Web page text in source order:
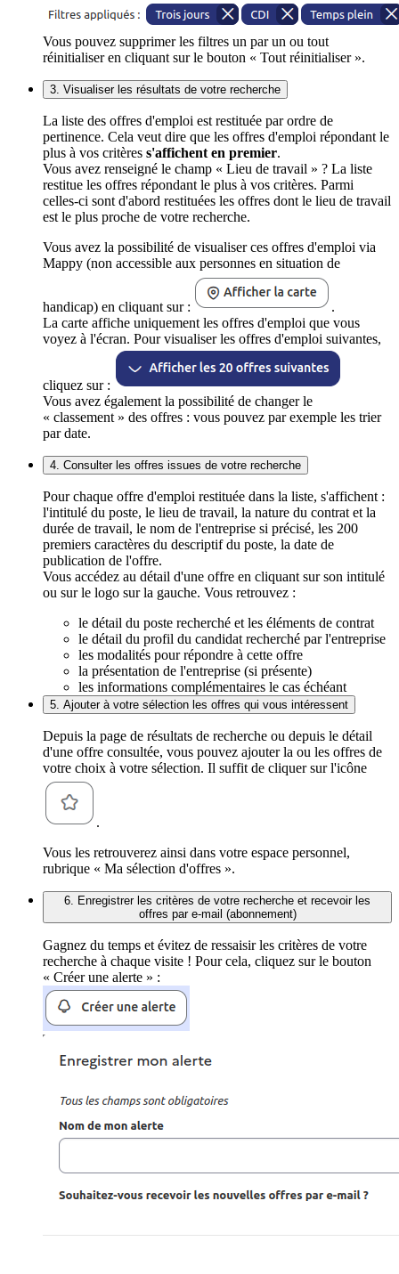
Vous pouvez supprimer les filtres un par un ou tout
réinitialiser en cliquant sur le bouton « Tout réinitialiser ».
3. Visualiser les résultats de votre recherche
La liste des offres d'emploi est restituée par ordre de
pertinence. Cela veut dire que les offres d'emploi répondant le
plus à vos critères s'affichent en premier.
Vous avez renseigné le champ « Lieu de travail » ? La liste
restitue les offres répondant le plus à vos critères. Parmi
celles-ci sont d'abord restituées les offres dont le lieu de travail
est le plus proche de votre recherche.
Vous avez la possibilité de visualiser ces offres d'emploi via
Mappy (non accessible aux personnes en situation de
handicap) en cliquant sur :
.
La carte affiche uniquement les offres d'emploi que vous
voyez à l'écran. Pour visualiser les offres d'emploi suivantes,
cliquez sur :
Vous avez également la possibilité de changer le
« classement » des offres : vous pouvez par exemple les trier
par date.
4. Consulter les offres issues de votre recherche
Pour chaque offre d'emploi restituée dans la liste, s'affichent :
l'intitulé du poste, le lieu de travail, la nature du contrat et la
durée de travail, le nom de l'entreprise si précisé, les 200
premiers caractères du descriptif du poste, la date de
publication de l'offre.
Vous accédez au détail d'une offre en cliquant sur son intitulé
ou sur le logo sur la gauche. Vous retrouvez :
le détail du poste recherché et les éléments de contrat
le détail du profil du candidat recherché par l'entreprise
les modalités pour répondre à cette offre
la présentation de l'entreprise (si présente)
les informations complémentaires le cas échéant
5. Ajouter à votre sélection les offres qui vous intéressent
Depuis la page de résultats de recherche ou depuis le détail
d'une offre consultée, vous pouvez ajouter la ou les offres de
votre choix à votre sélection. Il suffit de cliquer sur l'icône
.
Vous les retrouverez ainsi dans votre espace personnel,
rubrique « Ma sélection d'offres ».
6. Enregistrer les critères de votre recherche et recevoir les
offres par e-mail (abonnement)
Gagnez du temps et évitez de ressaisir les critères de votre
recherche à chaque visite ! Pour cela, cliquez sur le bouton
« Créer une alerte » :